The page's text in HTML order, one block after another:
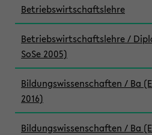
Betriebswirtschaftslehre
Betriebswirtschaftslehre /
SoSe 2005)
Bildungswissenschaften / Ba
2016)
Bildungswissenschaften / Ba